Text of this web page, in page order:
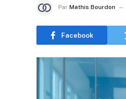
Par Mathis Bourdon
Facebook